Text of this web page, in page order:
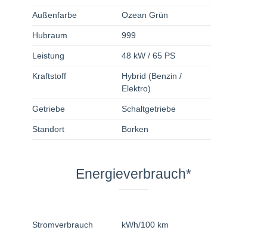
Außenfarbe Ozean Grün
Hubraum 999
Leistung 48 kW / 65 PS
Kraftstoff
Hybrid (Benzin /
Elektro)
Getriebe Schaltgetriebe
Standort Borken
Energieverbrauch*
Stromverbrauch
kWh/100 km